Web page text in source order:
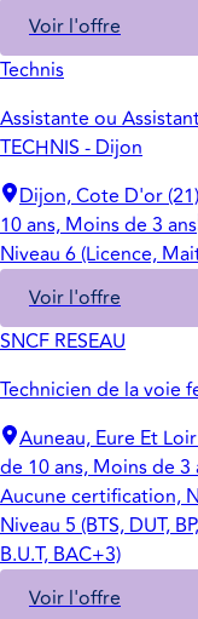
Voir l'offre
Technis
Assistante ou
TECHNIS - Dijon
Dijon, Cote D'or (21)
10 ans, Moins de 3 ans
Niveau 6 (Licence,
Voir l'offre
SNCF RESEAU
Technicien de la voie
Auneau, Eure Et
de 10 ans, Moins de
Aucune certification,
Niveau 5 (BTS, DUT,
B.U.T, BAC+3)
Voir l'offre